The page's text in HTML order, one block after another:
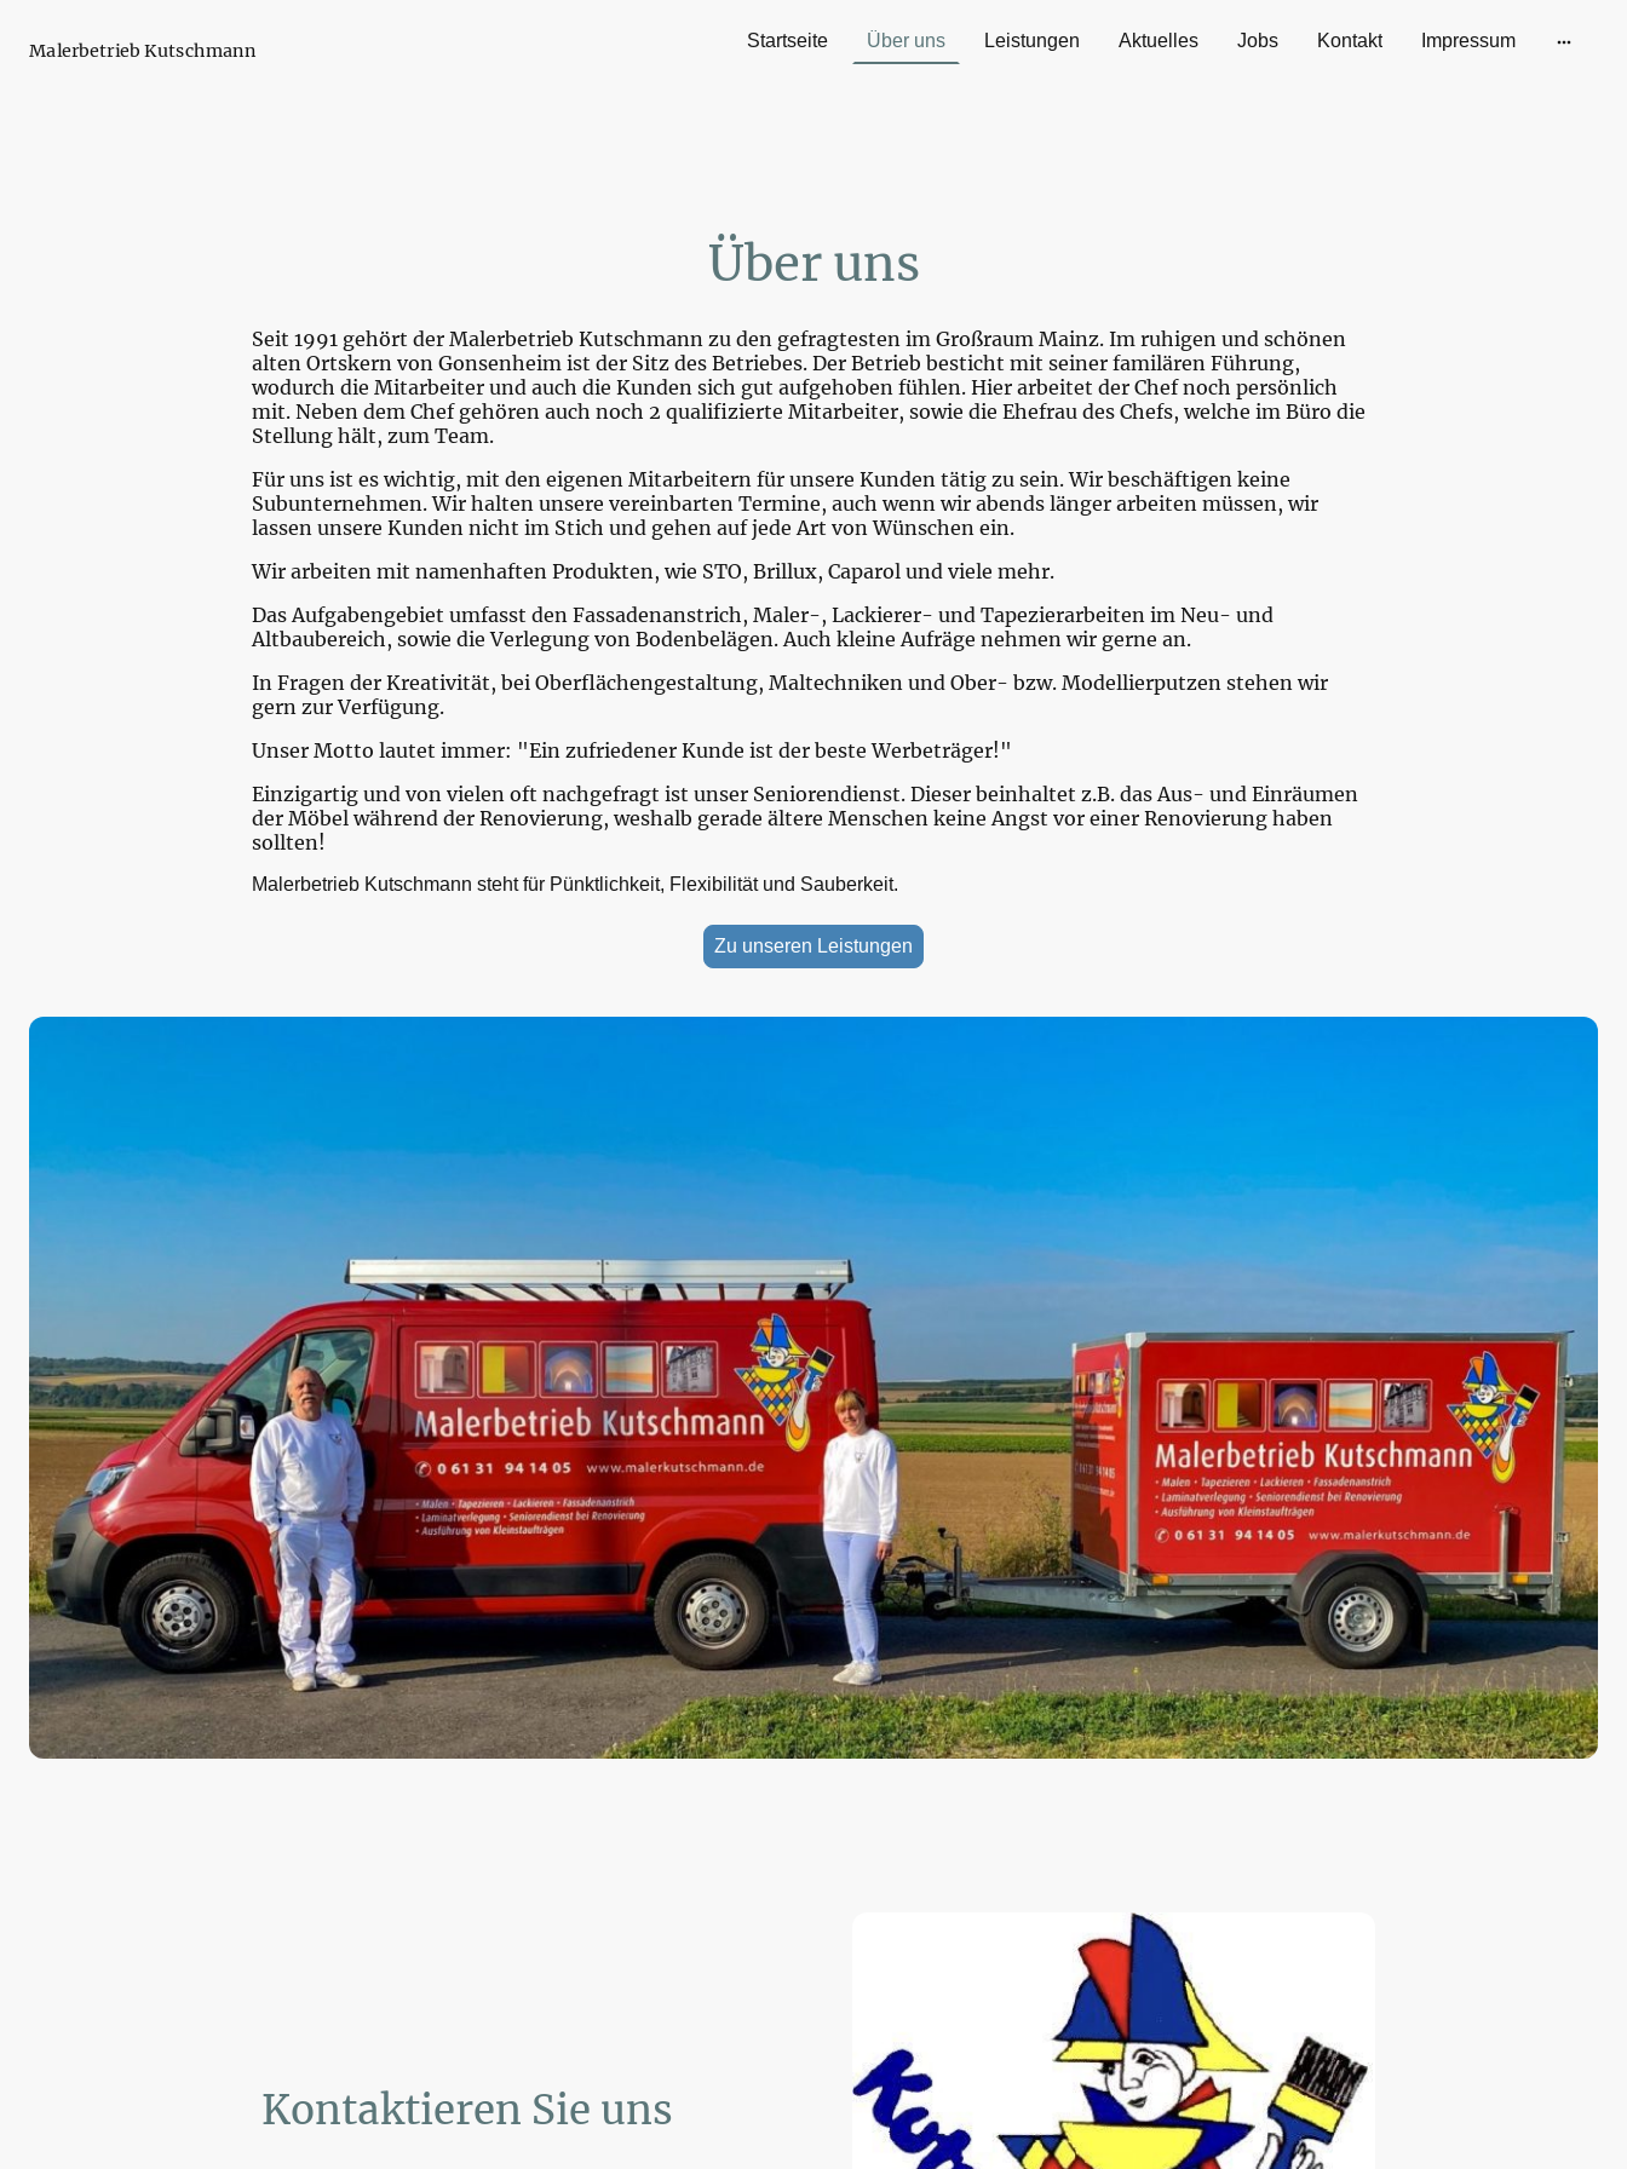
Malerbetrieb Kutschmann Startseite Über uns Leistungen Aktuelles Jobs Kontakt Impressum
Über uns
Seit 1991 gehört der Malerbetrieb Kutschmann zu den gefragtesten im Großraum Mainz. Im ruhigen und schönen
alten Ortskern von Gonsenheim ist der Sitz des Betriebes. Der Betrieb besticht mit seiner familären Führung,
wodurch die Mitarbeiter und auch die Kunden sich gut aufgehoben fühlen. Hier arbeitet der Chef noch persönlich
mit. Neben dem Chef gehören auch noch 2 qualifizierte Mitarbeiter, sowie die Ehefrau des Chefs, welche im Büro die
Stellung hält, zum Team.
Für uns ist es wichtig, mit den eigenen Mitarbeitern für unsere Kunden tätig zu sein. Wir beschäftigen keine
Subunternehmen. Wir halten unsere vereinbarten Termine, auch wenn wir abends länger arbeiten müssen, wir
lassen unsere Kunden nicht im Stich und gehen auf jede Art von Wünschen ein.
Wir arbeiten mit namenhaften Produkten, wie STO, Brillux, Caparol und viele mehr.
Das Aufgabengebiet umfasst den Fassadenanstrich, Maler-, Lackierer- und Tapezierarbeiten im Neu- und
Altbaubereich, sowie die Verlegung von Bodenbelägen. Auch kleine Aufräge nehmen wir gerne an.
In Fragen der Kreativität, bei Oberflächengestaltung, Maltechniken und Ober- bzw. Modellierputzen stehen wir
gern zur Verfügung.
Unser Motto lautet immer: "Ein zufriedener Kunde ist der beste Werbeträger!"
Einzigartig und von vielen oft nachgefragt ist unser Seniorendienst. Dieser beinhaltet z.B. das Aus- und Einräumen
der Möbel während der Renovierung, weshalb gerade ältere Menschen keine Angst vor einer Renovierung haben
sollten!
Malerbetrieb Kutschmann steht für Pünktlichkeit, Flexibilität und Sauberkeit.
Zu unseren Leistungen
Kontaktieren Sie uns